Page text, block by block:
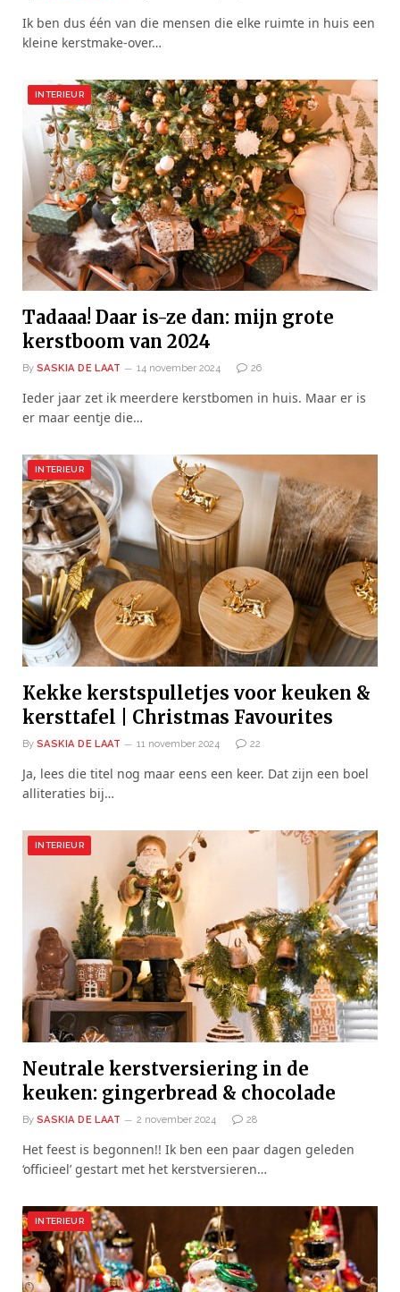
Ik ben dus één van die mensen die elke ruimte in huis een
kleine kerstmake-over…
INTERIEUR
Tadaaa! Daar is-ze dan: mijn grote
kerstboom van 2024
By SASKIA DE LAAT 14 november 2024 26
Ieder jaar zet ik meerdere kerstbomen in huis. Maar er is
er maar eentje die…
INTERIEUR
Kekke kerstspulletjes voor keuken &
kersttafel | Christmas Favourites
By SASKIA DE LAAT 11 november 2024 22
Ja, lees die titel nog maar eens een keer. Dat zijn een boel
alliteraties bij…
INTERIEUR
Neutrale kerstversiering in de
keuken: gingerbread & chocolade
By SASKIA DE LAAT 2 november 2024 28
Het feest is begonnen!! Ik ben een paar dagen geleden
‘officieel’ gestart met het kerstversieren…
INTERIEUR